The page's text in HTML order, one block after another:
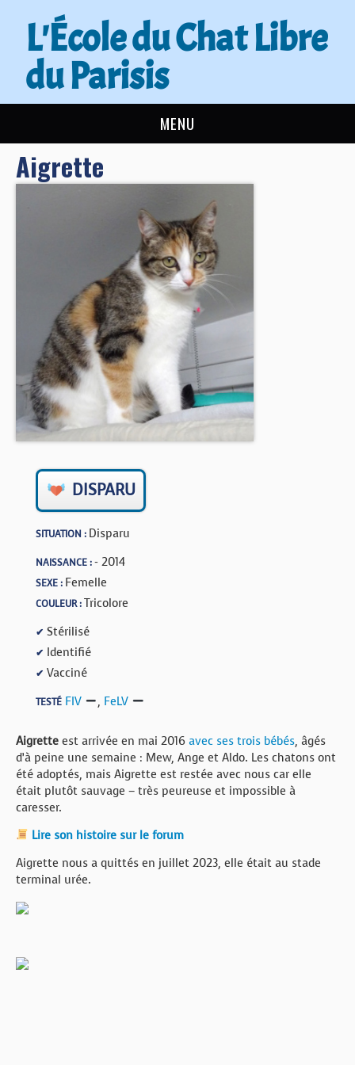
L'École du Chat Libre
du Parisis
MENU
L’ÉCOLE DU CHAT
NOUS AIDER
CONTACT
BOUTIQUE
FORUM
Aigrette
DISPARU
SITUATION : Disparu
NAISSANCE :- 2014
SEXE : Femelle
COULEUR :Tricolore
✔ Stérilisé
✔ Identifié
✔ Vacciné
TESTÉ FIV , FeLV
Aigrette est arrivée en mai 2016 avec ses trois bébés, âgés
d’à peine une semaine : Mew, Ange et Aldo. Les chatons ont
été adoptés, mais Aigrette est restée avec nous car elle
était plutôt sauvage – très peureuse et impossible à
caresser.
Lire son histoire sur le forum
Aigrette nous a quittés en juillet 2023, elle était au stade
terminal urée.